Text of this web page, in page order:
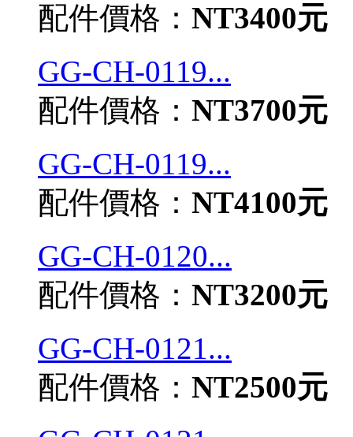
配件價格： NT3400元
GG-CH-0119...
配件價格： NT3700元
GG-CH-0119...
配件價格： NT4100元
GG-CH-0120...
配件價格： NT3200元
GG-CH-0121...
配件價格： NT2500元